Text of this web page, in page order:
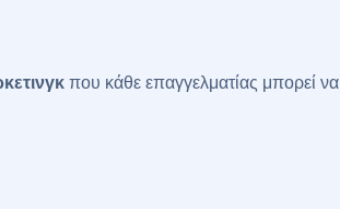
που κάθε επαγγελματίας μπορεί να